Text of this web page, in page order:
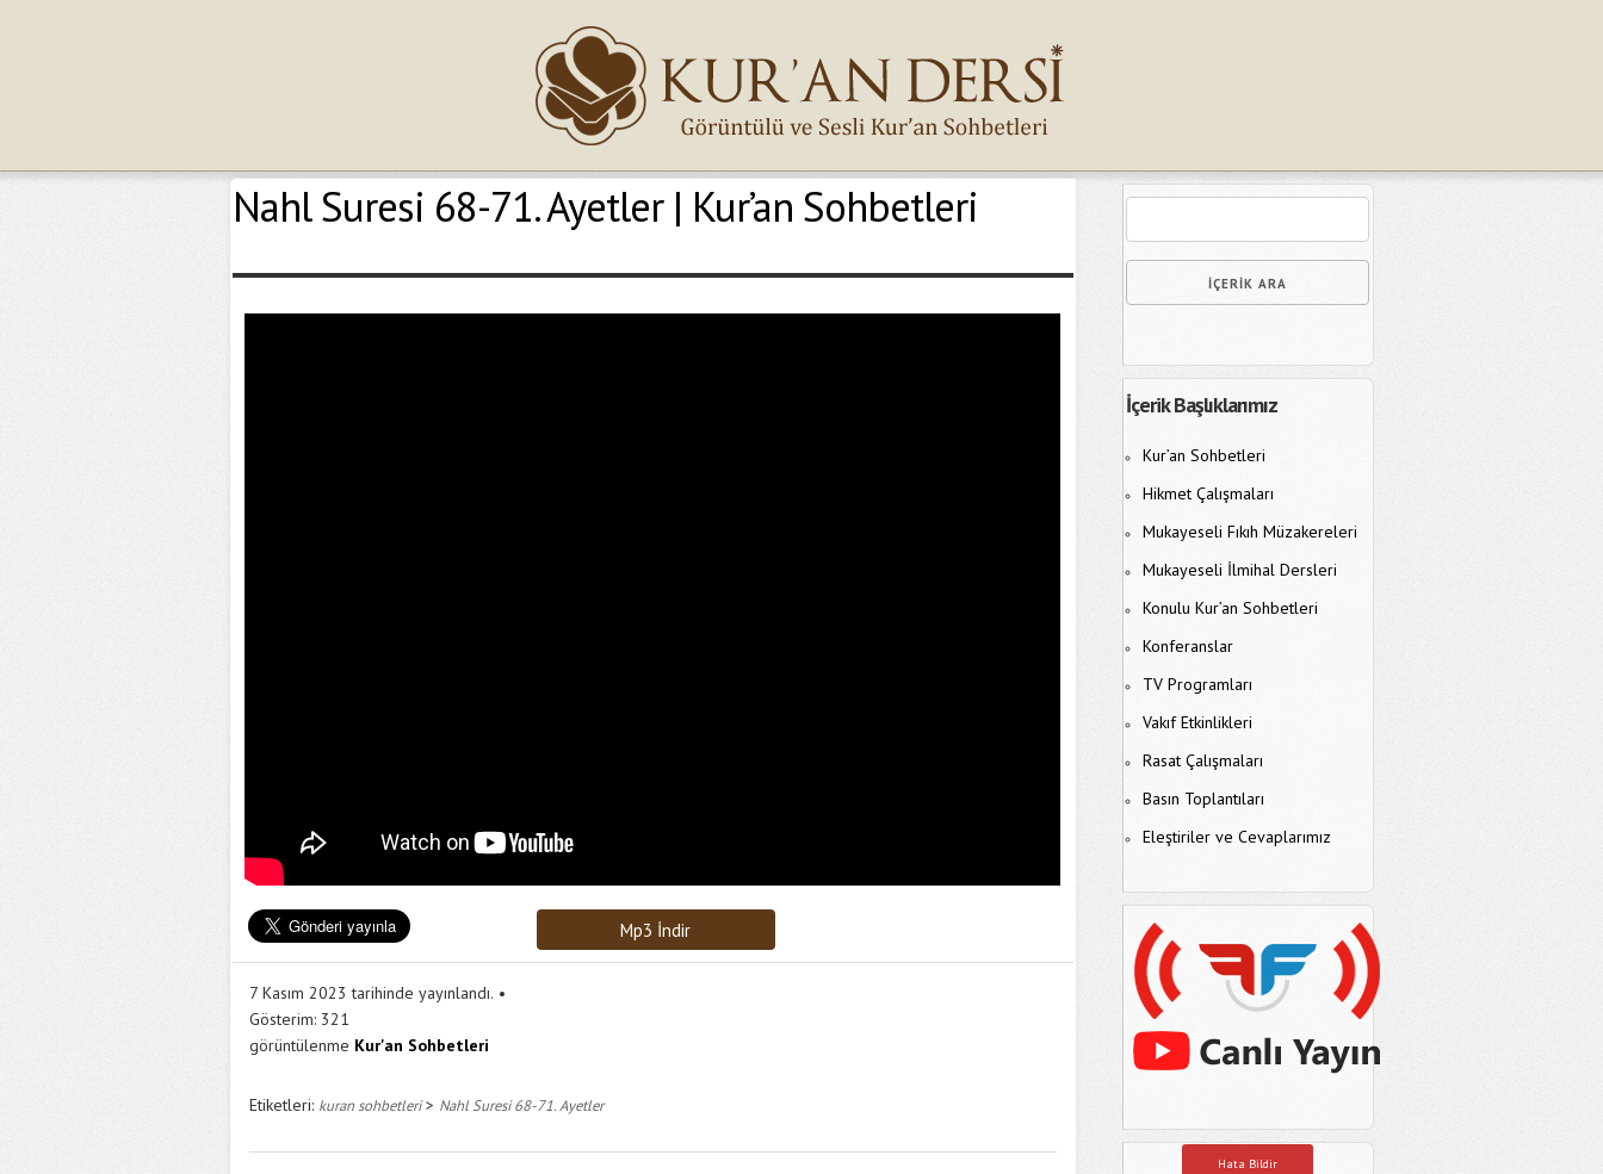
Nahl Suresi 68-71. Ayetler | Kur’an Sohbetleri
Mp3 İndir
7 Kasım 2023 tarihinde yayınlandı.
Gösterim: 321
görüntülenme Kur'an Sohbetleri
Etiketleri: kuran sohbetleri> Nahl Suresi 68-71. Ayetler
İçerik Başlıklarımız
Kur’an Sohbetleri
Hikmet Çalışmaları
Mukayeseli Fıkıh Müzakereleri
Mukayeseli İlmihal Dersleri
Konulu Kur’an Sohbetleri
Konferanslar
TV Programları
Vakıf Etkinlikleri
Rasat Çalışmaları
Basın Toplantıları
Eleştiriler ve Cevaplarımız
Hata Bildir
İsminiz (*)